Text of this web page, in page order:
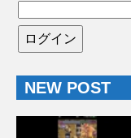
NEW POST